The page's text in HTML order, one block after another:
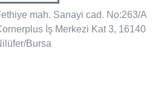
mah. Sanayi cad. No:263/A
İş Merkezi Kat 3, 16140
Bursa